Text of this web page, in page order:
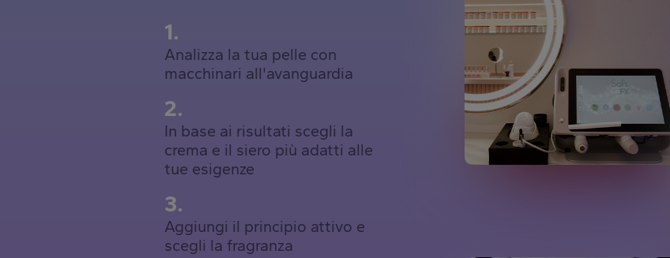
1.
Analizza la tua pelle con
macchinari all'avanguardia
2.
In base ai risultati scegli la
crema e il siero più adatti alle
tue esigenze
3.
Aggiungi il principio attivo e
scegli la fragranza